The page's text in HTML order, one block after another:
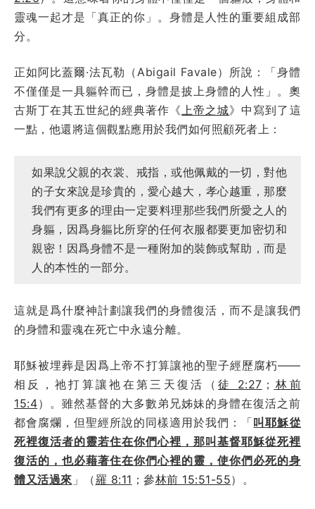
靈魂一起才是「真正的你」。身體是人性的重要組成部
分。
正如阿比蓋爾·法瓦勒（Abigail Favale）所說：「身體
不僅僅是一具軀幹而已，身體是披上身體的人性」。奧
古斯丁在其五世紀的經典著作《 上帝之城》中寫到了這
一點，他還將這個觀點應用於我們如何照顧死者上：
如果說父親的衣裳、戒指，或他佩戴的一切，對他
的子女來說是珍貴的，愛心越大，孝心越重，那麼
我們有更多的理由一定要料理那些我們所愛之人的
身軀，因爲身軀比所穿的任何衣服都要更加密切和
親密！因爲身體不是一種附加的裝飾或幫助，而是
人的本性的一部分。
這就是爲什麼神計劃讓我們的身體復活，而不是讓我們
的身體和靈魂在死亡中永遠分離。
耶穌被埋葬是因爲上帝不打算讓祂的聖子經歷腐朽——
相反，祂打算讓祂在第三天復活（徒 2:27 ； 林前
15:4）。雖然基督的大多數弟兄姊妹的身體在復活之前
都會腐爛，但聖經所說的同樣適用於我們：「叫耶穌從
死裡復活者的靈若住在你們心裡，那叫基督耶穌從死裡
復活的，也必藉著住在你們心裡的靈，使你們必死的身
體又活過來 」（羅 8:11 ；參林前 15:51-55）。